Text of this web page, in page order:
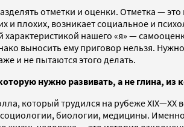
отметки и оценки. Отметка —
и плохих, возникает социальное и
нашего «я» —
выносить ему приговор нельзя.
и не пытаются этого делать.
нужно развивать, а не глина, из
который трудился на рубеже
биологии, медицины.